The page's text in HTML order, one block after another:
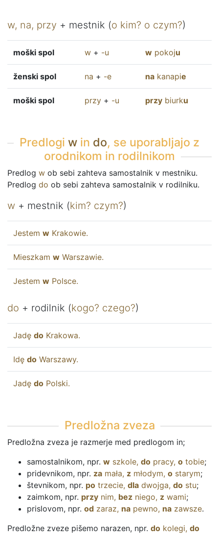
w, na, przy + mestnik (o kim? o czym?)
moški spol w + -u w pokoju
ženski spol na + -e na kanapie
moški spol przy + -u przy biurku
Predlogi w in do, se uporabljajo z
orodnikom in rodilnikom
Predlog w ob sebi zahteva samostalnik v mestniku.
Predlog do ob sebi zahteva samostalnik v rodilniku.
w + mestnik (kim? czym?)
Jestem w Krakowie.
Mieszkam w Warszawie.
Jestem w Polsce.
do + rodilnik (kogo? czego?)
Jadę do Krakowa.
Idę do Warszawy.
Jadę do Polski.
Predložna zveza
Predložna zveza je razmerje med predlogom in;
samostalnikom, npr. w szkole, do pracy, o tobie;
pridevnikom, npr. za mała, z młodym, o starym;
števnikom, npr. po trzecie, dla dwojga, do stu;
zaimkom, npr. przy nim, bez niego, z wami;
prislovom, npr. od zaraz, na pewno, na zawsze.
Predložne zveze pišemo narazen, npr. do kolegi, do